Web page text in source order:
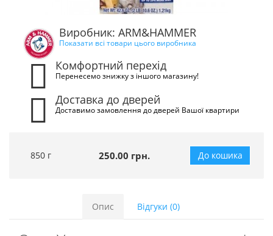
Виробник: ARM&HAMMER
Показати всі товари цього виробника
Комфортний перехід
Перенесемо знижку з іншого магазину!
Доставка до дверей
Доставимо замовлення до дверей Вашої квартири
850 г 250.00 грн. До кошика
Опис Відгуки (0)